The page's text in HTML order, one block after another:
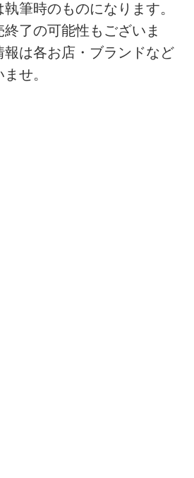
筆時のものになります。
了の可能性もございま
は各お店・ブランドなど
せ。